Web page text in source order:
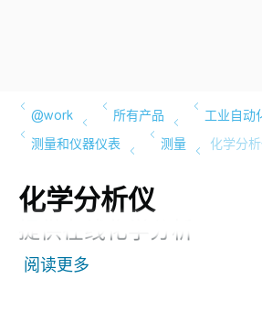
化学分析仪
提供在线化学分析